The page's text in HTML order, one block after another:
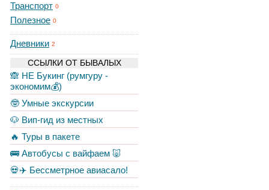
Транспорт 0
Полезное 0
Дневники 2
ССЫЛКИ ОТ БЫВАЛЫХ
🙈 НЕ Букинг (румгуру -
экономим💰)
🤓 Умные экскурсии
🐶 Вип-гид из местных
🔥 Туры в пакете
🚌 Автобусы с вайфаем 🐷
💀✈️ Бессметрное авиасало!